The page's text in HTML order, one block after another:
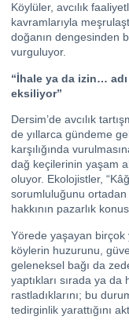
Köylüler, avcılık
kavramlarıyla
doğanın dengesinden
vurguluyor.
“İhale ya da izin…
eksiliyor”
Dersim’de avcılık
de yıllarca gündeme
karşılığında
dağ keçilerinin yaşam
oluyor. Ekolojistler,
sorumluluğunu ortadan
hakkının pazarlık
Yörede yaşayan birçok
köylerin huzurunu,
geleneksel bağı da
yaptıkları sırada ya da
rastladıklarını; bu
tedirginlik yarattığını